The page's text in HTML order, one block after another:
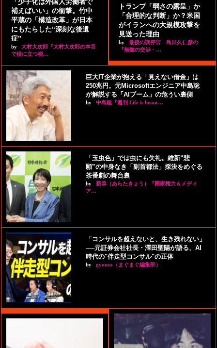
「少子化は外国人労働者で
補えばいい」の衝撃。竹中
平蔵の「構造改革」が日本
にもたらした“深刻な後遺
症”
by
大村大次郎『大村大次郎の本音
で役に立つ税…
トランプ「弱さの露呈」か
「合理的な判断」か？米国
がイランへの大規模攻撃を
見送った理由
by
最後の調停官 島田久仁彦の
『無敵の交渉・…
巨大IT企業が抱える「見えない借金」は
250兆円。元Microsoftエンジニア中島聡
が解説する「AIブーム」の危うい裏側
by 中島聡『週刊 Life is beaut…
「玉虫色」では虫にも失礼。維新“悲
願”の中身なき「副首都法」採決をめぐる
茶番劇の舞台裏
by
新恭（あらたきょう）『国家権力＆メディ
ア…
「コンサルを超えないと、生き残れない」
──元証券会社社長・澤田聖陽が語る、AI
時代の"伴走型コンサル"の正体
by gyouza（まぐまぐ編集部）